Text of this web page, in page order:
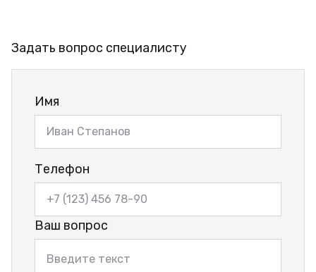
Задать вопрос специалисту
Имя
Телефон
Ваш вопрос